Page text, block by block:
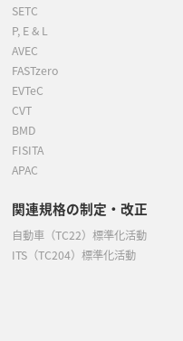
SETC
P, E & L
AVEC
FASTzero
EVTeC
CVT
BMD
FISITA
APAC
関連規格の制定・改正
自動車（TC22）標準化活動
ITS（TC204）標準化活動